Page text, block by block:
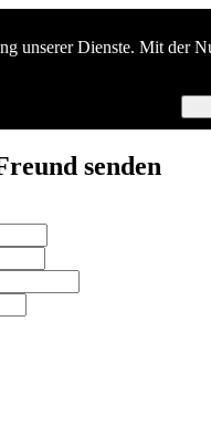
unserer Dienste. Mit der
senden